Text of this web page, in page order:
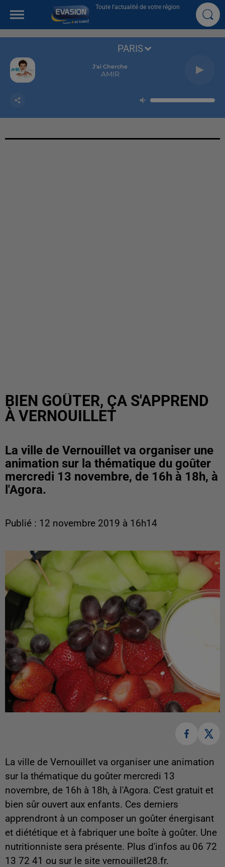
Toute l'actualité de votre région
J'ai Cherche
AMIR
PARIS
BIEN GOÛTER, ÇA S'APPREND
À VERNOUILLET
La ville de Vernouillet va organiser une
animation sur la thématique du goûter
mercredi 13 novembre, de 16h à 18h, à
l'Agora.
Publié : 12 novembre 2019 à 16h14
La ville de Vernouillet va organiser une animation
sur la thématique du goûter mercredi 13
novembre, de 16h à 18h, à l'Agora. C'est gratuit et
bien sûr ouvert aux enfants. Ces derniers
apprendront à un composer un goûter énergisant
et diététique et à fabriquer une boîte à goûter. Une
nutritionniste sera présente. Plus d'infos au 06 72
13 72 41 ou sur le site vernouillet28.fr.